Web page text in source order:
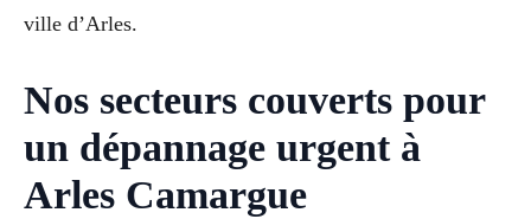
ville d’Arles.
Nos secteurs couverts pour
un dépannage urgent à
Arles Camargue